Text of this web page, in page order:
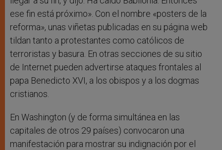
ese fin está próximo». Con el nombre «posters de la
reforma», unas viñetas publicadas en su página web
tildan tanto a protestantes como católicos de
terroristas y basura. En otras secciones de su sitio
de Internet pueden advertirse ataques frontales al
papa Benedicto XVI, a los obispos y a los dogmas
cristianos.
En Washington (y de forma simultánea en las
capitales de otros 29 países) convocaron una
manifestación para mostrar su indignación por el